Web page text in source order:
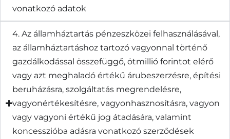
vonatkozó adatok
4. Az államháztartás pénzeszközei felhasználásával,
az államháztartáshoz tartozó vagyonnal történő
gazdálkodással összefüggő, ötmillió forintot elérő
vagy azt meghaladó értékű árubeszerzésre, építési
beruházásra, szolgáltatás megrendelésre,
vagyonértékesítésre, vagyonhasznosításra, vagyon
vagy vagyoni értékű jog átadására, valamint
koncesszióba adásra vonatkozó szerződések